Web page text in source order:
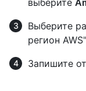
Выберите
регион
Запишите